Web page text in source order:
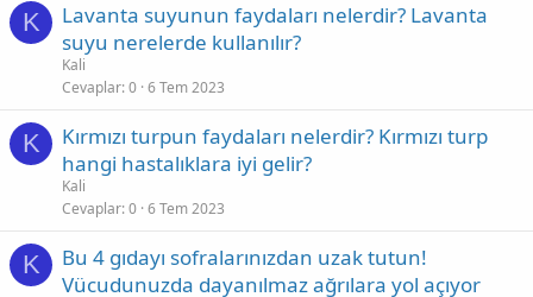
K
Lavanta suyunun faydaları nelerdir? Lavanta
suyu nerelerde kullanılır?
Kali
Cevaplar 0 6 Tem 2023
K
Kırmızı turpun faydaları nelerdir? Kırmızı turp
hangi hastalıklara iyi gelir?
Kali
Cevaplar 0 6 Tem 2023
K
Bu 4 gıdayı sofralarınızdan uzak tutun!
Vücudunuzda dayanılmaz ağrılara yol açıyor